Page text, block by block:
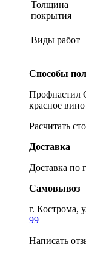
Толщина
покрытия
Виды работ
Способы
Профнастил
красное вино
Расчитать
Доставка
Доставка по
Самовывоз
г. Кострома,
99
Написать